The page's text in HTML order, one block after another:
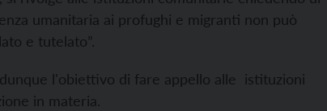
umanitaria ai profughi e migranti non può
e tutelato”.
l'obiettivo di fare appello alle istituzioni
in materia.